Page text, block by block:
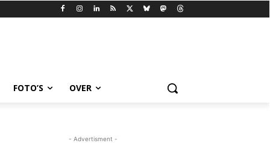
FOTO’S OVER
- Advertisment -